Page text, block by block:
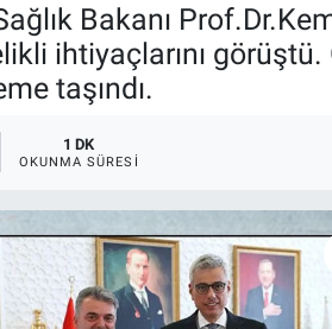
Bakanı
ihtiyaçlarını
taşındı.
1 DK
OKUNMA SÜRESI